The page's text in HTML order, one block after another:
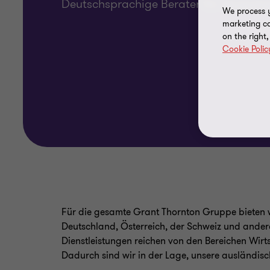
Deutschsprachige Berater für
Für die gesamte Grant Thornton Gruppe
Deutschland, Österreich, der Schweiz und
Dienstleistungen reichen von den Bereichen
Dadurch sind wir in der Lage, unsere
We process
marketing
on the
Cookie